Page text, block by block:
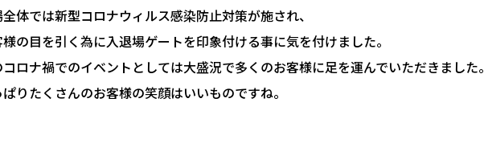
体では新型コロナウィルス感染防止対策が施され、
の目を引く為に入退場ゲートを印象付ける事に気を付けました。
コロナ禍でのイベントとしては大盛況で多くのお客様に足を運んでいただきました。
りたくさんのお客様の笑顔はいいものですね。